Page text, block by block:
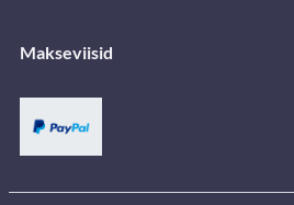
Makseviisid